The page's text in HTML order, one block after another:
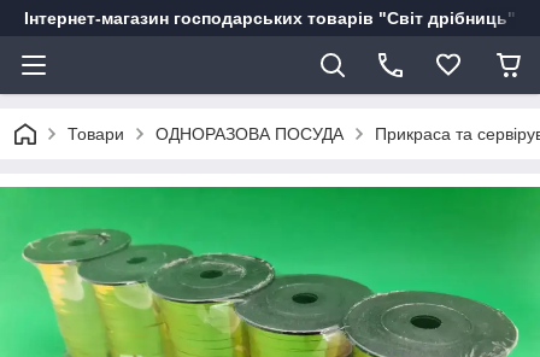
Інтернет-магазин господарських товарів "Світ дрібниць"
Товари ОДНОРАЗОВА ПОСУДА Прикраса та